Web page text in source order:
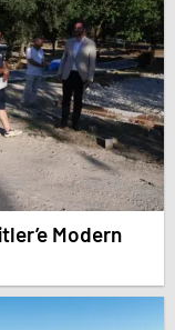
Modern